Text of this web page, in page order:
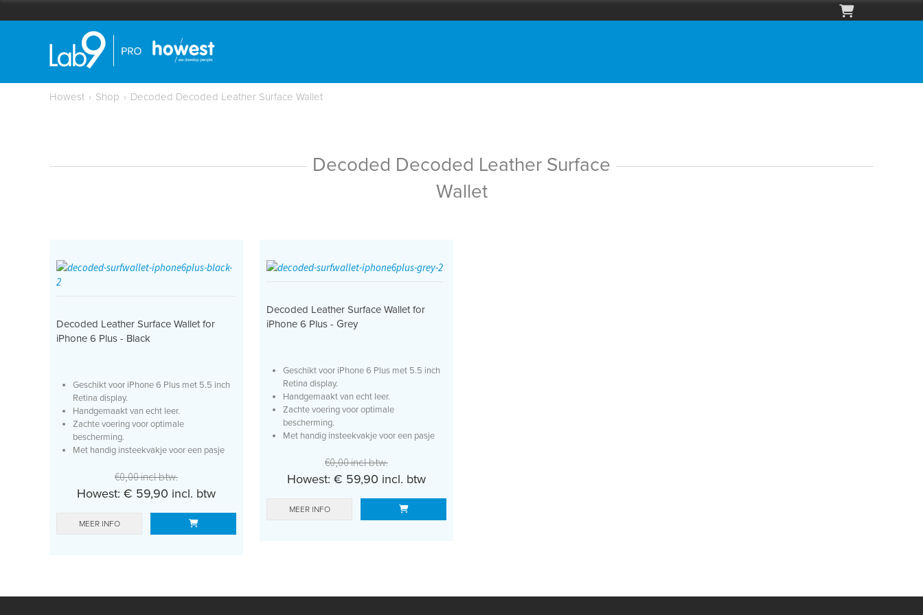
Howest › Shop › Decoded Decoded Leather Surface Wallet
Decoded Decoded Leather Surface
Wallet
Decoded Leather Surface Wallet for
iPhone 6 Plus - Black
Geschikt voor iPhone 6 Plus met 5.5 inch
Retina display.
Handgemaakt van echt leer.
Zachte voering voor optimale
bescherming.
Met handig insteekvakje voor een pasje
€0,00 incl btw.
Howest: € 59,90 incl. btw
MEER INFO
Decoded Leather Surface Wallet for
iPhone 6 Plus - Grey
Geschikt voor iPhone 6 Plus met 5.5 inch
Retina display.
Handgemaakt van echt leer.
Zachte voering voor optimale
bescherming.
Met handig insteekvakje voor een pasje
€0,00 incl btw.
Howest: € 59,90 incl. btw
MEER INFO